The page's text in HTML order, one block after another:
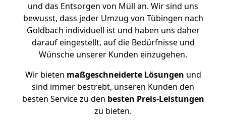
und das Entsorgen von Müll an. Wir sind uns
bewusst, dass jeder Umzug von Tübingen nach
Goldbach individuell ist und haben uns daher
darauf eingestellt, auf die Bedürfnisse und
Wünsche unserer Kunden einzugehen.
Wir bieten maßgeschneiderte Lösungen und
sind immer bestrebt, unseren Kunden den
besten Service zu den besten Preis-Leistungen
zu bieten.